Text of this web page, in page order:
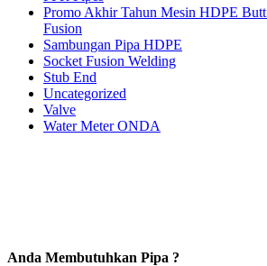
Promo Akhir Tahun Mesin HDPE
Fusion
Sambungan Pipa HDPE
Socket Fusion Welding
Stub End
Uncategorized
Valve
Water Meter ONDA
Anda Membutuhkan Pipa ?